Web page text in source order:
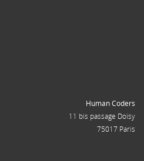
Human Coders
11 bis passage Doisy
75017 Paris